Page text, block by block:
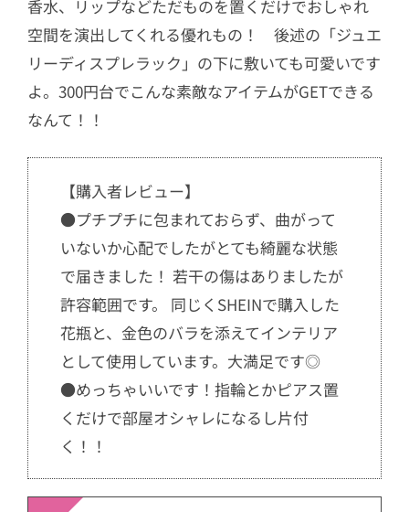
香水、リップなどただものを置くだけでおしゃれ
空間を演出してくれる優れもの！ 後述の「ジュエ
リーディスプレラック」の下に敷いても可愛いです
よ。300円台でこんな素敵なアイテムがGETできる
なんて！！
【購入者レビュー】
●プチプチに包まれておらず、曲がって
いないか心配でしたがとても綺麗な状態
で届きました！ 若干の傷はありましたが
許容範囲です。 同じくSHEINで購入した
花瓶と、金色のバラを添えてインテリア
として使用しています。大満足です◎
●めっちゃいいです！指輪とかピアス置
くだけで部屋オシャレになるし片付
く！！